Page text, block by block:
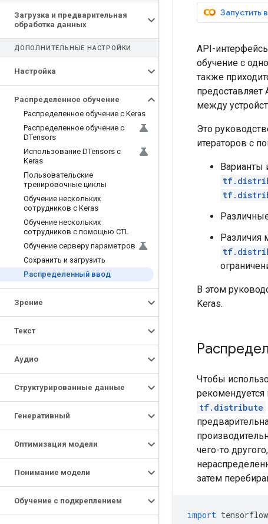
Загрузка и предварительная
обработка данных
ДОПОЛНИТЕЛЬНЫЕ НАСТРОЙКИ
Настройка
Распределенное обучение
Распределенное обучение с Keras
Распределенное обучение с
DTensors
Использование DTensors с
Keras
Пользовательские
тренировочные циклы
Обучение нескольких
сотрудников с Keras
Обучение нескольких
сотрудников с помощью CTL
Обучение серверу параметров
Сохранить и загрузить
Распределенный ввод
Зрение
Текст
Аудио
Структурированные данные
Генеративный
Оптимизация модели
Понимание модели
Обучение с подкреплением
Запустить
API-
обучение с
также
между
Это
итераторов с
Варианты
Различия
В этом
Keras.
Чтобы
рекомендуется
tf.distribute
чего-то
затем
import tensorflow